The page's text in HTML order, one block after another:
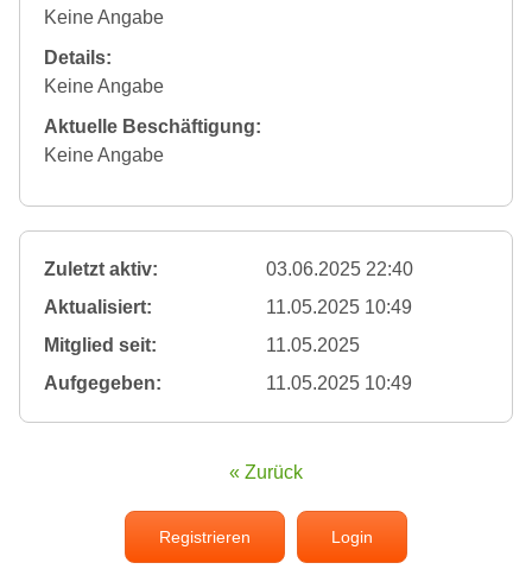
Keine Angabe
Details:
Keine Angabe
Aktuelle Beschäftigung:
Keine Angabe
Zuletzt aktiv:
03.06.2025 22:40
Aktualisiert:
11.05.2025 10:49
Mitglied seit:
11.05.2025
Aufgegeben:
11.05.2025 10:49
« Zurück
Registrieren Login